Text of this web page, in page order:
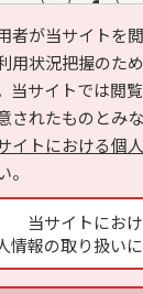
者が当サイトを
用状況把握のた
当サイトでは閲
されたものとみ
イトにおける個
当サイトにお
情報の取り扱い
ビタ）とは？ お
人情報の取り扱いにつ
広告掲載に関す